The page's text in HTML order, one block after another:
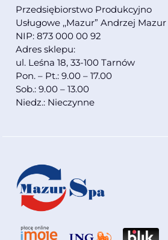
Przedsiębiorstwo Produkcyjno
Usługowe ,,Mazur” Andrzej Mazur
NIP: 873 000 00 92
Adres sklepu:
ul. Leśna 18, 33-100 Tarnów
Pon. – Pt.: 9.00 – 17.00
Sob.: 9.00 – 13.00
Niedz.: Nieczynne